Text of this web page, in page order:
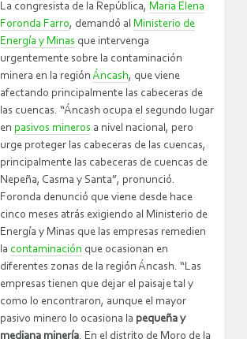
La congresista de la República, Maria Elena
Foronda Farro, demandó al Ministerio de
Energía y Minas que intervenga
urgentemente sobre la contaminación
minera en la región Áncash, que viene
afectando principalmente las cabeceras de
las cuencas. “Áncash ocupa el segundo lugar
en pasivos mineros a nivel nacional, pero
urge proteger las cabeceras de las cuencas,
principalmente las cabeceras de cuencas de
Nepeña, Casma y Santa”, pronunció.
Foronda denunció que viene desde hace
cinco meses atrás exigiendo al Ministerio de
Energía y Minas que las empresas remedien
la contaminación que ocasionan en
diferentes zonas de la región Áncash. “Las
empresas tienen que dejar el paisaje tal y
como lo encontraron, aunque el mayor
pasivo minero lo ocasiona la pequeña y
mediana minería. En el distrito de Moro de la